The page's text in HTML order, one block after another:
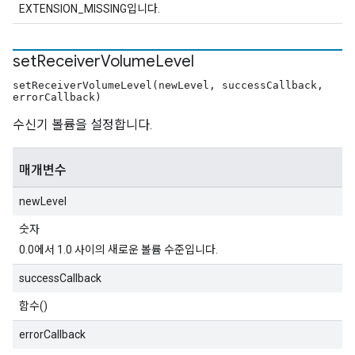
EXTENSION_MISSING입니다.
setReceiverVolumeLevel
setReceiverVolumeLevel(newLevel, successCallback,
errorCallback)
수신기 볼륨을 설정합니다.
매개변수
newLevel
숫자
0.0에서 1.0 사이의 새로운 볼륨 수준입니다.
successCallback
함수()
errorCallback